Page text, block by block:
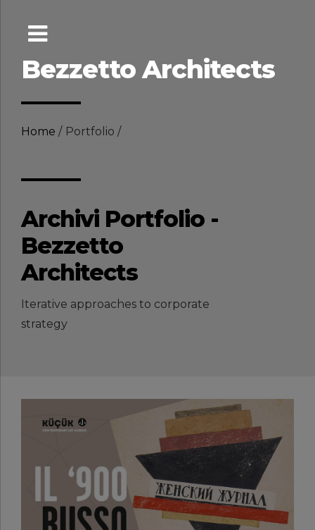
Bezzetto Architects
Home Portfolio
Archivi Portfolio -
Bezzetto
Architects
Iterative approaches to corporate
strategy